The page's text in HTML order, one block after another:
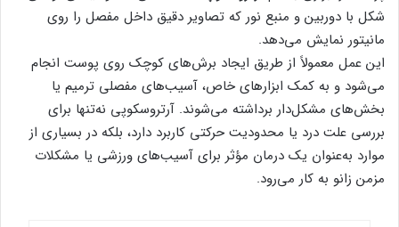
شکل با دوربین و منبع نور که تصاویر دقیق داخل مفصل را روی
مانیتور نمایش می‌دهد.
این عمل معمولاً از طریق ایجاد برش‌های کوچک روی پوست انجام
می‌شود و به کمک ابزارهای خاص، آسیب‌های مفصلی ترمیم یا
بخش‌های مشکل‌دار برداشته می‌شوند. آرتروسکوپی نه‌تنها برای
بررسی علت درد یا محدودیت حرکتی کاربرد دارد، بلکه در بسیاری از
موارد به‌عنوان یک درمان مؤثر برای آسیب‌های ورزشی یا مشکلات
مزمن زانو به کار می‌رود.